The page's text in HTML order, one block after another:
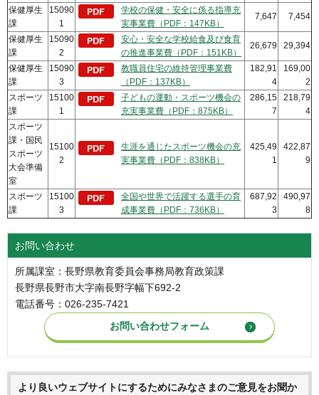
保健厚生
課
15090
1
学校の保健・安全に係る指導充
実事業費（PDF：147KB）
7,647 7,454
保健厚生
課
15090
2
安心・安全な学校給食及び食育
の推進事業費（PDF：151KB）
26,679 29,394
保健厚生
課
15090
3
教職員住宅の維持管理事業費
（PDF：137KB）
182,91
4
169,00
2
スポーツ
課
15100
1
子どもの運動・スポーツ機会の
充実事業費（PDF：875KB）
286,15
7
218,79
4
スポーツ
課・国民
スポーツ
大会準備
室
15100
2
生涯を通じたスポーツ機会の充
実事業費（PDF：838KB）
425,49
1
422,87
9
スポーツ
課
15100
3
全国や世界で活躍する選手の育
成事業費（PDF：736KB）
687,92
3
490,97
8
お問い合わせ
所属課室：長野県教育委員会事務局教育政策課
長野県長野市大字南長野字幅下692-2
電話番号：026-235-7421
より良いウェブサイトにするためにみなさまのご意見をお聞か